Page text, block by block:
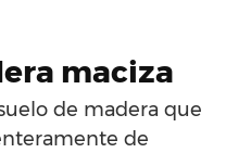
maciza
de madera que
de